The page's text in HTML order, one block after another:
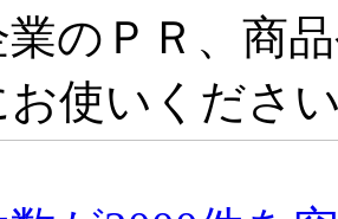
業のＰＲ、商
お使いくださ